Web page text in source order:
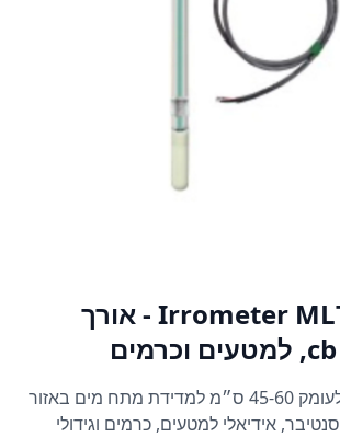
טנסיומטר Irrometer MLT - אורך
טנסיומטר מקצועי לעומק 45-60 ס״מ למדידת מתח מים באזור
השורשים. דיוק ±1 סנטיבר, אידיאלי למטעים, כרמים וגידולי